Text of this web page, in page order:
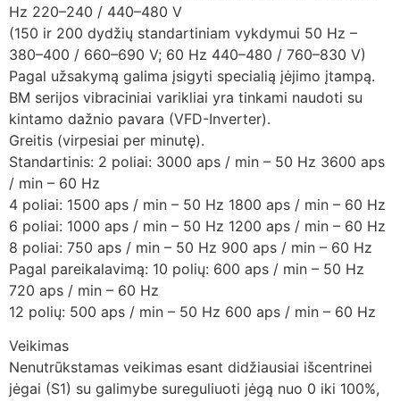
Hz 220–240 / 440–480 V
(150 ir 200 dydžių standartiniam vykdymui 50 Hz –
380–400 / 660–690 V; 60 Hz 440–480 / 760–830 V)
Pagal užsakymą galima įsigyti specialią įėjimo įtampą.
BM serijos vibraciniai varikliai yra tinkami naudoti su
kintamo dažnio pavara (VFD-Inverter).
Greitis (virpesiai per minutę).
Standartinis: 2 poliai: 3000 aps / min – 50 Hz 3600 aps
/ min – 60 Hz
4 poliai: 1500 aps / min – 50 Hz 1800 aps / min – 60 Hz
6 poliai: 1000 aps / min – 50 Hz 1200 aps / min – 60 Hz
8 poliai: 750 aps / min – 50 Hz 900 aps / min – 60 Hz
Pagal pareikalavimą: 10 polių: 600 aps / min – 50 Hz
720 aps / min – 60 Hz
12 polių: 500 aps / min – 50 Hz 600 aps / min – 60 Hz
Veikimas
Nenutrūkstamas veikimas esant didžiausiai išcentrinei
jėgai (S1) su galimybe sureguliuoti jėgą nuo 0 iki 100%,